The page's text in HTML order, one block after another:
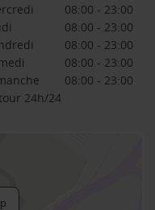
08:00 - 23:00
08:00 - 23:00
08:00 - 23:00
08:00 - 23:00
08:00 - 23:00
24h/24